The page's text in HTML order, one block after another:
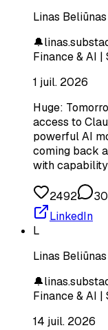
Linas Beliūnas
Finance & AI |
1 juil. 2026
Huge:
access to
powerful AI
coming back
with
2492
LinkedIn
L
Linas Beliūnas
Finance & AI |
14 juil. 2026